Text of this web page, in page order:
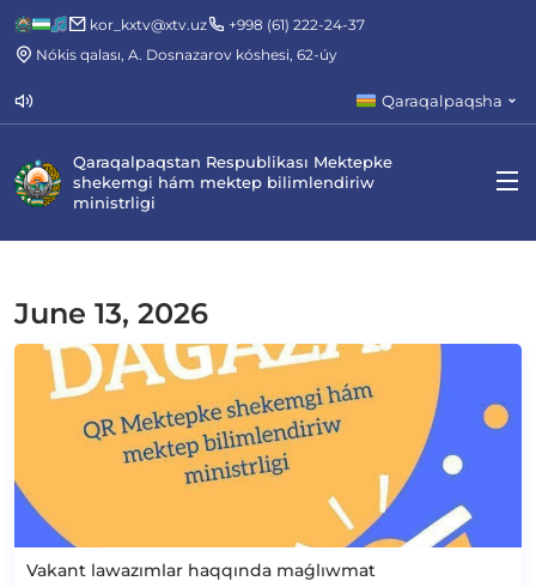
kor_kxtv@xtv.uz
+998 (61) 222-24-37
Nókis qalası, A. Dosnazarov kóshesi, 62-úy
Qaraqalpaqsha
Qaraqalpaqstan Respublikası Mektepke
shekemgi hám mektep bilimlendiriw
ministrligi
June 13, 2026
Vakant lawazımlar haqqında maǵlıwmat